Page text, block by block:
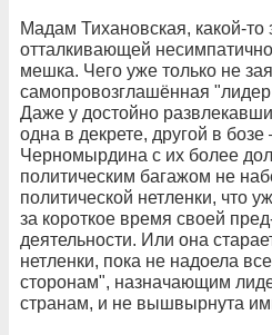
Мадам Тихановская, какой-то
отталкивающей
мешка. Чего уже только не
самопровозглашённая "лидер
Даже у достойно
одна в декрете, другой в
Черномырдина с их более
политическим багажом не
политической нетленки, что
за короткое время своей
деятельности. Или она
нетленки, пока не надоела
сторонам", назначающим
странам, и не вышвырнута